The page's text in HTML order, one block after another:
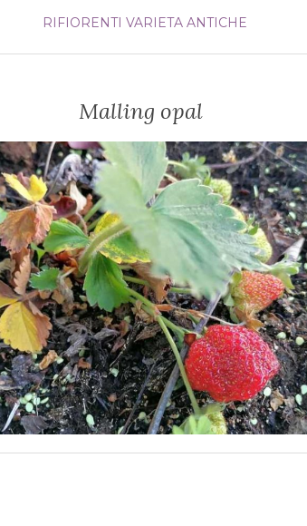
RIFIORENTI VARIETA ANTICHE
Malling opal